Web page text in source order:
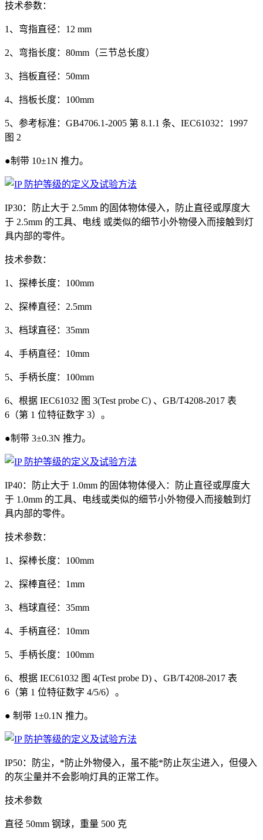
技术参数：
1、弯指直径：12 mm
2、弯指长度：80mm（三节总长度）
3、挡板直径：50mm
4、挡板长度：100mm
5、参考标准：GB4706.1-2005 第 8.1.1 条、IEC61032：1997
图 2
●制带 10±1N 推力。
IP30：防止大于 2.5mm 的固体物体侵入，防止直径或厚度大
于 2.5mm 的工具、电线 或类似的细节小外物侵入而接触到灯
具内部的零件。
技术参数：
1、探棒长度：100mm
2、探棒直径：2.5mm
3、档球直径：35mm
4、手柄直径：10mm
5、手柄长度：100mm
6、根据 IEC61032 图 3(Test probe C) 、GB/T4208-2017 表
6（第 1 位特征数字 3）。
●制带 3±0.3N 推力。
IP40：防止大于 1.0mm 的固体物体侵入：防止直径或厚度大
于 1.0mm 的工具、电线或类似的细节小外物侵入而接触到灯
具内部的零件。
技术参数：
1、探棒长度：100mm
2、探棒直径：1mm
3、档球直径：35mm
4、手柄直径：10mm
5、手柄长度：100mm
6、根据 IEC61032 图 4(Test probe D) 、GB/T4208-2017 表
6（第 1 位特征数字 4/5/6）。
● 制带 1±0.1N 推力。
IP50：防尘，*防止外物侵入，虽不能*防止灰尘进入，但侵入
的灰尘量并不会影响灯具的正常工作。
技术参数
直径 50mm 钢球，重量 500 克